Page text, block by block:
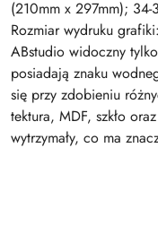
(210mm x 297mm);
Rozmiar wydruku
ABstudio widoczny
posiadają znaku
się przy zdobieniu
tektura, MDF, szkło
wytrzymały, co ma